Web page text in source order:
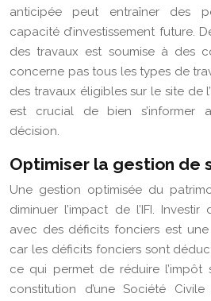
anticipée peut entraîner des
capacité d’investissement future.
des travaux est soumise à des
concerne pas tous les types de
des travaux éligibles sur le site de
est crucial de bien s’informer
décision.
Optimiser la gestion de
Une gestion optimisée du
diminuer l’impact de l’IFI.
avec des déficits fonciers est
car les déficits fonciers sont
ce qui permet de réduire l’impôt
constitution d’une Société